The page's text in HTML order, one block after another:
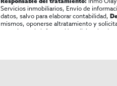
Servicios inmobiliarios, Envío de
datos, salvo para elaborar contabilidad,
mismos, oponerse altratamiento y
consultarse la información adicional y